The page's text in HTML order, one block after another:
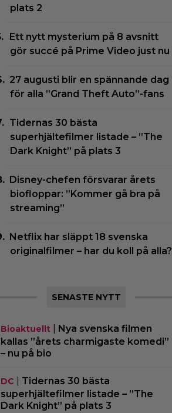
plats 2
Ett nytt mysterium på 8 avsnitt
gör succé på Prime Video just nu
27 augusti blir en spännande dag
för alla ”Grand Theft Auto”-fans
Tidernas 30 bästa
superhjältefilmer listade – ”The
Dark Knight” på plats 3
Disney-chefen försvarar årets
biofloppar: ”Kommer gå bra på
streaming”
Netflix har släppt 18 svenska
originalfilmer – har du koll på alla?
SENASTE NYTT
Bioaktuellt| Nya svenska filmen
kallas ”årets charmigaste komedi”
– nu på bio
DC
Tidernas 30 bästa
superhjältefilmer listade – ”The
Dark Knight” på plats 3